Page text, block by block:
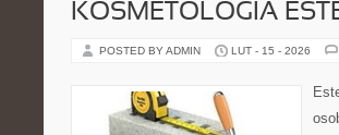
KOSMETOLOGIA
POSTED BY ADMIN LUT - 15 - 2026